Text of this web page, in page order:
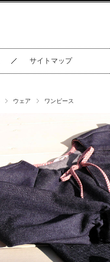
サイトマップ
ウェア ワンピース